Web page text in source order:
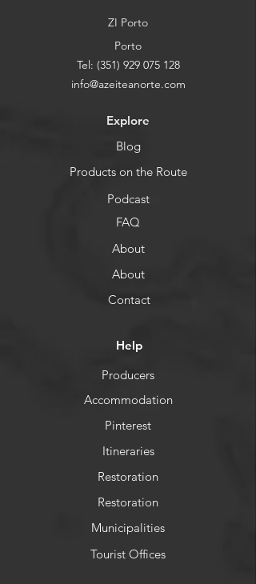
ZI Porto
Porto
Tel: (351) 929 075 128
info@azeiteanorte.com
Explore
Blog
Products on the Route
Podcast
FAQ
About
About
Contact
Help
Producers
Accommodation
Pinterest
Itineraries
Restoration
Restoration
Municipalities
Tourist Offices